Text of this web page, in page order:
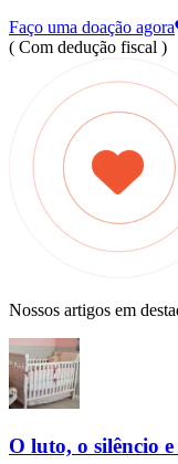
Faço uma doação agora
( Com dedução fiscal )
Nossos artigos em
O luto, o silêncio